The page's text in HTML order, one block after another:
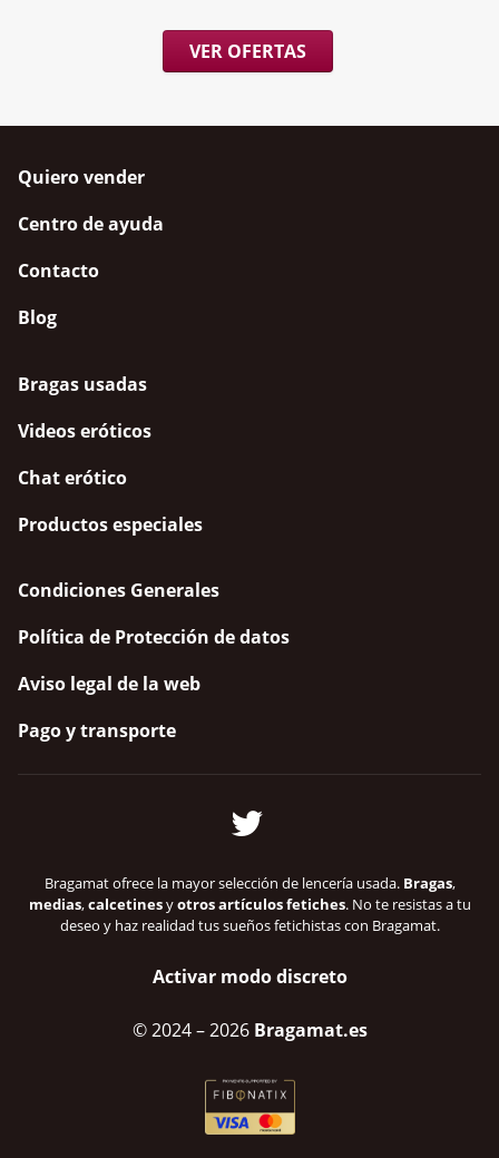
VER OFERTAS
Quiero vender
Centro de ayuda
Contacto
Blog
Bragas usadas
Videos eróticos
Chat erótico
Productos especiales
Condiciones Generales
Política de Protección de datos
Aviso legal de la web
Pago y transporte
Bragamat ofrece la mayor selección de lencería usada. Bragas,
medias,calcetinesyotros artículos fetiches. No te resistas a tu
deseo y haz realidad tus sueños fetichistas con Bragamat.
Activar modo discreto
© 2024– 2026 Bragamat.es